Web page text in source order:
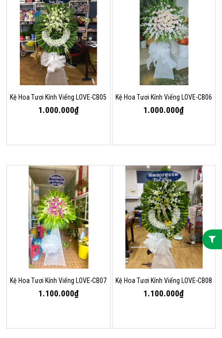
Kệ Hoa Tươi Kính Viếng LOVE-CB05
1.000.000₫
Kệ Hoa Tươi Kính Viếng LOVE-CB06
1.000.000₫
Kệ Hoa Tươi Kính Viếng LOVE-CB07
1.100.000₫
Kệ Hoa Tươi Kính Viếng LOVE-CB08
1.100.000₫